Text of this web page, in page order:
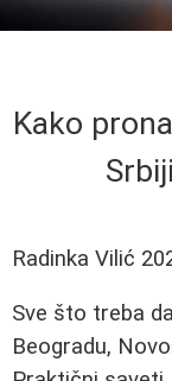
Kako
Radinka Vilić
Sve što treba
Beogradu,